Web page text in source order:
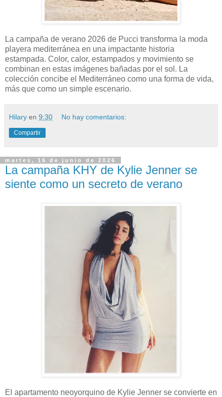
La campaña de verano 2026 de Pucci transforma la moda
playera mediterránea en una impactante historia
estampada. Color, calor, estampados y movimiento se
combinan en estas imágenes bañadas por el sol. La
colección concibe el Mediterráneo como una forma de vida,
más que como un simple escenario.
Hilary en 9:30 No hay comentarios:
Compartir
martes, 16 de junio de 2026
La campaña KHY de Kylie Jenner se
siente como un secreto de verano
El apartamento neoyorquino de Kylie Jenner se convierte en